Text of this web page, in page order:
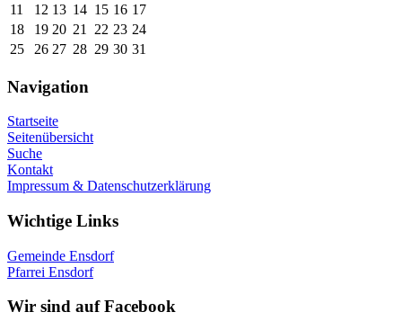
11
12 13 14 15 16 17
18
19 20 21 22 23 24
25
26 27 28 29 30 31
Navigation
Startseite
Seitenübersicht
Suche
Kontakt
Impressum & Datenschutzerklärung
Wichtige Links
Gemeinde Ensdorf
Pfarrei Ensdorf
Wir sind auf Facebook